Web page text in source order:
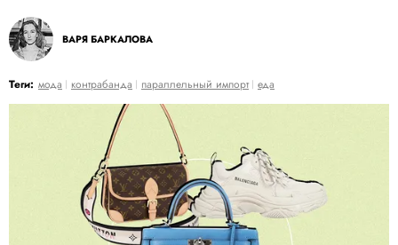
ВАРЯ БАРКАЛОВА
Теги: мода контрабанда параллельный импорт еда